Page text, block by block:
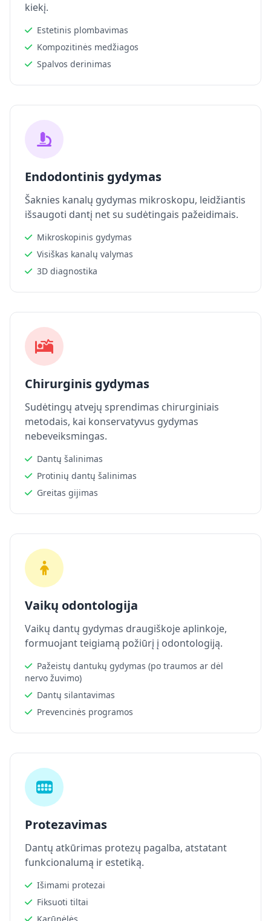
kiekį.
Estetinis plombavimas
Kompozitinės medžiagos
Spalvos derinimas
Endodontinis gydymas
Šaknies kanalų gydymas mikroskopu, leidžiantis
išsaugoti dantį net su sudėtingais pažeidimais.
Mikroskopinis gydymas
Visiškas kanalų valymas
3D diagnostika
Chirurginis gydymas
Sudėtingų atvejų sprendimas chirurginiais
metodais, kai konservatyvus gydymas
nebeveiksmingas.
Dantų šalinimas
Protinių dantų šalinimas
Greitas gijimas
Vaikų odontologija
Vaikų dantų gydymas draugiškoje aplinkoje,
formuojant teigiamą požiūrį į odontologiją.
Pažeistų dantukų gydymas (po traumos ar dėl
nervo žuvimo)
Dantų silantavimas
Prevencinės programos
Protezavimas
Dantų atkūrimas protezų pagalba, atstatant
funkcionalumą ir estetiką.
Išimami protezai
Fiksuoti tiltai